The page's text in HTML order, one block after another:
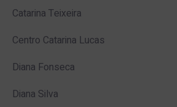
Catarina Teixeira
Centro Catarina Lucas
Diana Fonseca
Diana Silva